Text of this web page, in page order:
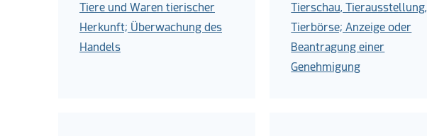
Tiere und Waren tierischer
Herkunft; Überwachung des
Handels
Tierschau, Tierausstellung,
Tierbörse; Anzeige oder
Beantragung einer
Genehmigung